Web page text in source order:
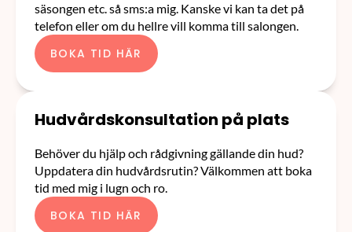
säsongen etc. så sms:a mig. Kanske vi kan ta det på
telefon eller om du hellre vill komma till salongen.
BOKA TID HÄR
Hudvårdskonsultation på plats
Behöver du hjälp och rådgivning gällande din hud?
Uppdatera din hudvårdsrutin? Välkommen att boka
tid med mig i lugn och ro.
BOKA TID HÄR